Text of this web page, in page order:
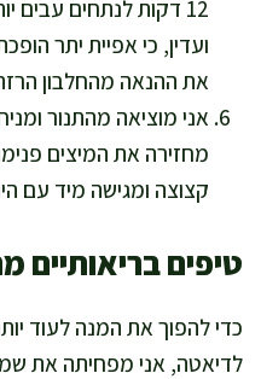
12 דקות לנתחים עבים
ועדין, כי אפיית יתר
את ההנאה מהחלבון
מחזירה את המיצים
קצוצה ומגישה מיד עם
טיפים
כדי להפוך את המנה לעוד
לדיאטה, אני מפחיתה את